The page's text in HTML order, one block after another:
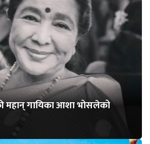
महान् गायिका आशा भोसलेको